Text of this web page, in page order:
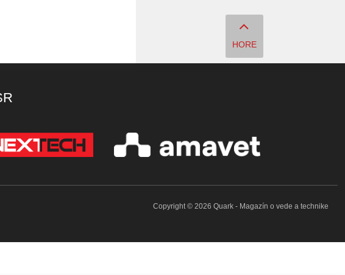
HORE
Copyright © 2026 Quark - Magazín o vede a technike